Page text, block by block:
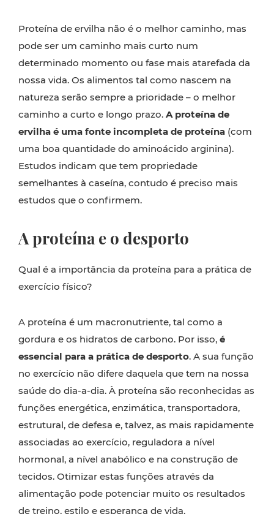
Proteína de ervilha não é o melhor caminho, mas
pode ser um caminho mais curto num
determinado momento ou fase mais atarefada da
nossa vida. Os alimentos tal como nascem na
natureza serão sempre a prioridade – o melhor
caminho a curto e longo prazo. A proteína de
ervilha é uma fonte incompleta de proteína (com
uma boa quantidade do aminoácido arginina).
Estudos indicam que tem propriedade
semelhantes à caseína, contudo é preciso mais
estudos que o confirmem.
A proteína e o desporto
Qual é a importância da proteína para a prática de
exercício físico?
A proteína é um macronutriente, tal como a
gordura e os hidratos de carbono. Por isso, é
essencial para a prática de desporto. A sua função
no exercício não difere daquela que tem na nossa
saúde do dia-a-dia. À proteína são reconhecidas as
funções energética, enzimática, transportadora,
estrutural, de defesa e, talvez, as mais rapidamente
associadas ao exercício, reguladora a nível
hormonal, a nível anabólico e na construção de
tecidos. Otimizar estas funções através da
alimentação pode potenciar muito os resultados
de treino, estilo e esperança de vida.